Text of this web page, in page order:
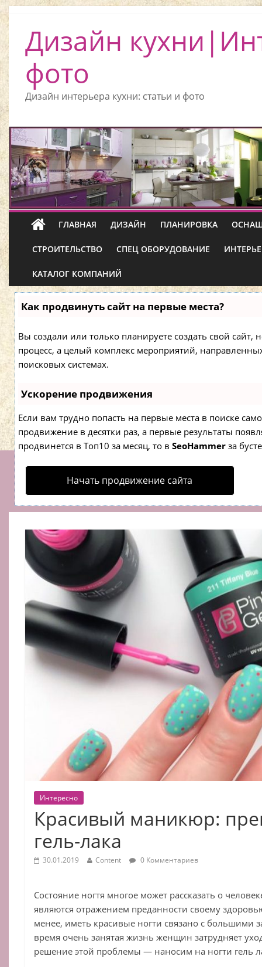
Дизайн
фото
Дизайн интерьера кухни: статьи и фото
ГЛАВНАЯ ДИЗАЙН ПЛАНИРОВКА
СТРОИТЕЛЬСТВО СПЕЦ ОБОРУДОВАНИЕ
КАТАЛОГ КОМПАНИЙ
Как продвинуть сайт на первые места?
Вы создали или только планируете создать свой сайт,
процесс, а целый комплекс мероприятий,
поисковых системах.
Ускорение продвижения
Если вам трудно попасть на первые места в поиске
продвижение в десятки раз, а первые результаты
продвинется в Топ10 за месяц, то в SeoHammerза
Начать продвижение сайта
Интересно
Красивый маникюр:
гель-лака
30.01.2019 Content 0 Комментариев
Состояние ногтя многое может рассказать о
являются отражением преданности своему
менее, иметь красивые ногти связано с большими
время очень занятая жизнь женщин затрудняет
решение этой проблемы — наносим на ногти гель